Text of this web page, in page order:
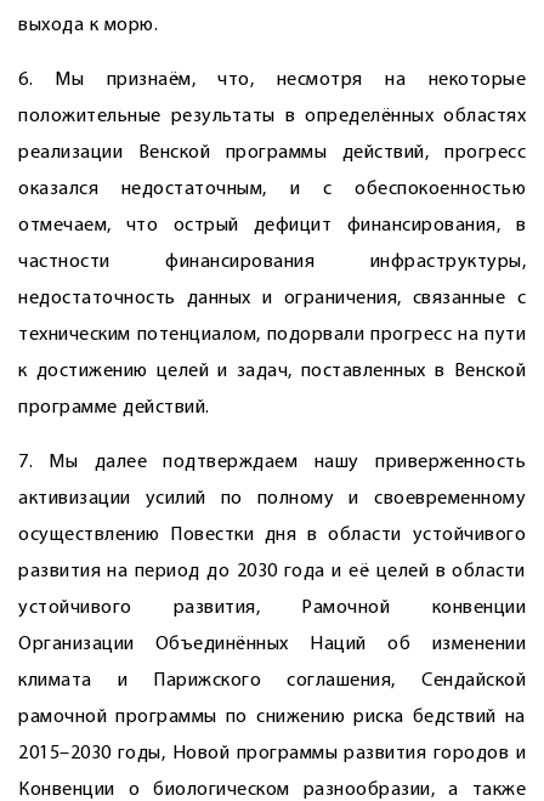
выхода к морю.
6. Мы признаём, что, несмотря на некоторые
положительные результаты в определённых областях
реализации Венской программы действий, прогресс
оказался недостаточным, и с обеспокоенностью
отмечаем, что острый дефицит финансирования, в
частности финансирования инфраструктуры,
недостаточность данных и ограничения, связанные с
техническим потенциалом, подорвали прогресс на пути
к достижению целей и задач, поставленных в Венской
программе действий.
7. Мы далее подтверждаем нашу приверженность
активизации усилий по полному и своевременному
осуществлению Повестки дня в области устойчивого
развития на период до 2030 года и её целей в области
устойчивого развития, Рамочной конвенции
Организации Объединённых Наций об изменении
климата и Парижского соглашения, Сендайской
рамочной программы по снижению риска бедствий на
2015–2030 годы, Новой программы развития городов и
Конвенции о биологическом разнообразии, а также